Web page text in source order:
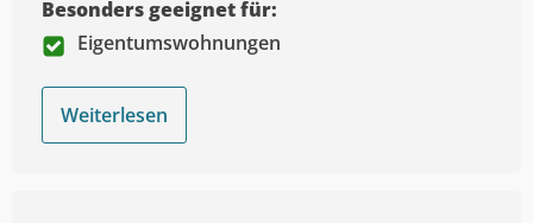
Besonders geeignet für:
Eigentumswohnungen
Weiterlesen